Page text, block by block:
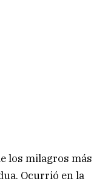
los milagros más
Ocurrió en la